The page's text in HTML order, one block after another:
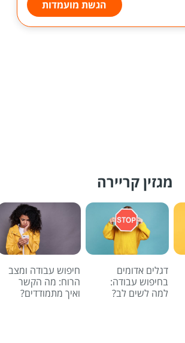
הגשת מועמדות
מגזין קריירה
דגלים אדומים
בחיפוש עבודה:
למה לשים לב?
חיפוש עבודה ומצב
הרוח: מה הקשר
ואיך מתמודדים?